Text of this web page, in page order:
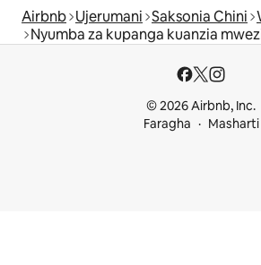
Airbnb Ujerumani Saksonia Chini
Nyumba za kupanga kuanzia
© 2026 Airbnb, Inc.
Faragha
Masharti